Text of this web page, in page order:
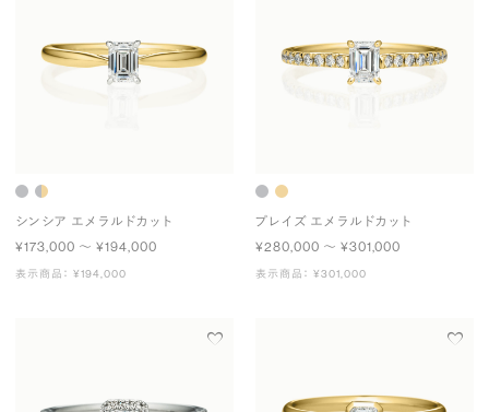
シンシア エメラルドカット
¥173,000 〜 ¥194,000
表示商品： ¥194,000
プレイズ エメラルドカット
¥280,000 〜 ¥301,000
表示商品： ¥301,000